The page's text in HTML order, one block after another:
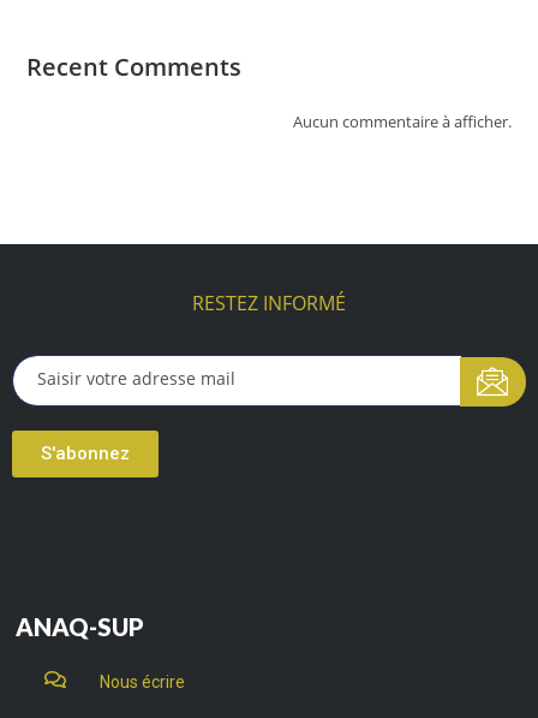
Recent Comments
Aucun commentaire à afficher.
RESTEZ INFORMÉ
S'abonnez
ANAQ-SUP
Nous écrire